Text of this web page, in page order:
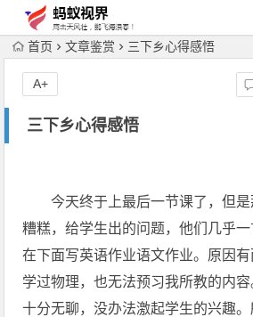
首页 文章鉴赏 三下乡心得感悟
三下乡心得感悟
A+
今天终于上最后一节课了，但是
糟糕，给学生出的问题，他们几乎
在下面写英语作业语文作业。原因
学过物理，也无法预习我所教的内
十分无聊，没办法激起学生的兴趣